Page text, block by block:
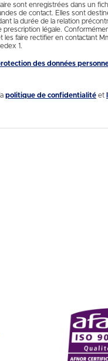
sont enregistrées dans un
de contact. Elles sont
la durée de la relation
prescription légale.
faire rectifier en contactant
1.
des données
politique de confidentialité et